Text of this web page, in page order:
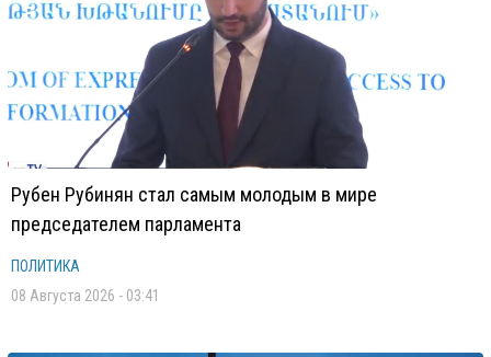
Рубен Рубинян стал самым молодым в мире
председателем парламента
ПОЛИТИКА
08 Августа 2026 - 03:41